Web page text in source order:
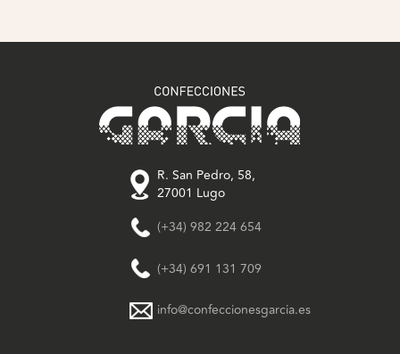
R. San Pedro, 58,
27001 Lugo
(+34) 982 224 654
(+34) 691 131 709
info@confeccionesgarcia.es